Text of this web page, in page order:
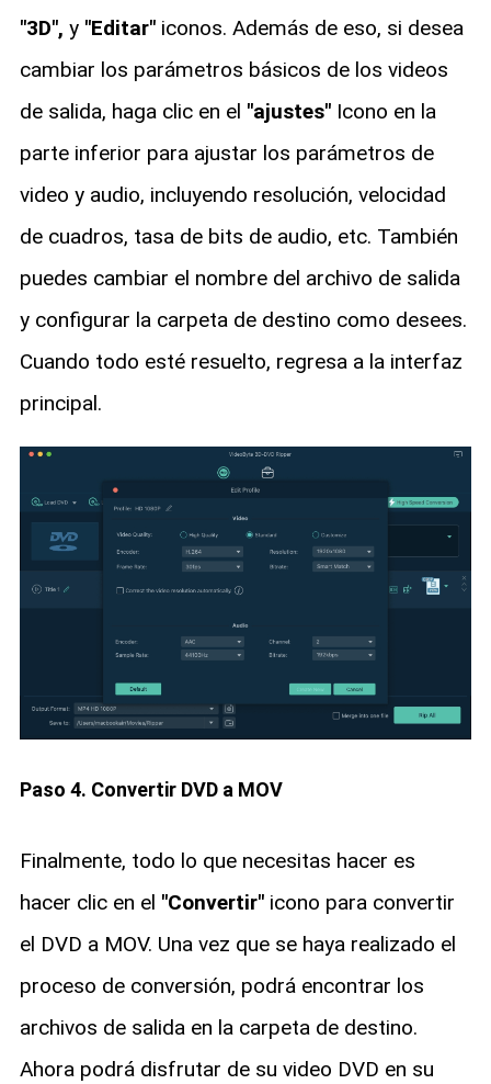
"3D", y "Editar"iconos. Además de eso, si desea
cambiar los parámetros básicos de los videos
de salida, haga clic en el "ajustes"Icono en la
parte inferior para ajustar los parámetros de
video y audio, incluyendo resolución, velocidad
de cuadros, tasa de bits de audio, etc. También
puedes cambiar el nombre del archivo de salida
y configurar la carpeta de destino como desees.
Cuando todo esté resuelto, regresa a la interfaz
principal.
Paso 4. Convertir DVD a MOV
Finalmente, todo lo que necesitas hacer es
hacer clic en el "Convertir"icono para convertir
el DVD a MOV. Una vez que se haya realizado el
proceso de conversión, podrá encontrar los
archivos de salida en la carpeta de destino.
Ahora podrá disfrutar de su video DVD en su